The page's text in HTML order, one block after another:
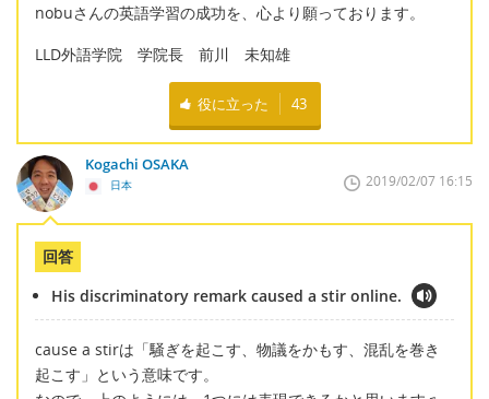
nobuさんの英語学習の成功を、心より願っております。
LLD外語学院 学院長 前川 未知雄
役に立った 43
Kogachi OSAKA
日本 2019/02/07 16:15
回答
His discriminatory remark caused a stir online.
cause a stirは「騒ぎを起こす、物議をかもす、混乱を巻き
起こす」という意味です。